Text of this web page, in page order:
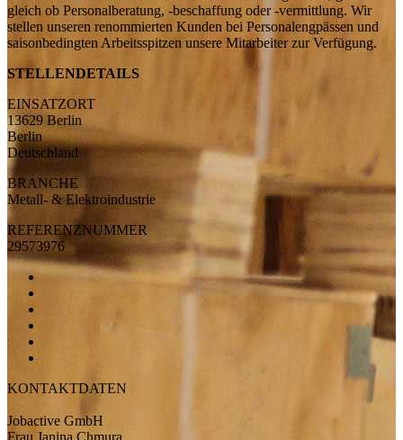
gleich ob Personalberatung, -beschaffung oder -vermittlung. Wir
stellen unseren renommierten Kunden bei Personalengpässen und
saisonbedingten Arbeitsspitzen unsere Mitarbeiter zur Verfügung.
STELLENDETAILS
EINSATZORT
13629 Berlin
Berlin
Deutschland
BRANCHE
Metall- & Elektroindustrie
REFERENZNUMMER
29573976
KONTAKTDATEN
Jobactive GmbH
Frau Janina Chmura